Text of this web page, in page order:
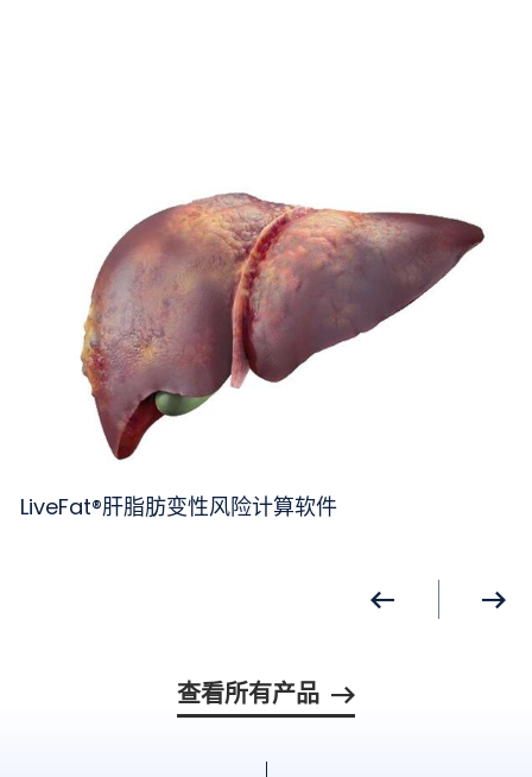
LiveFat®肝脂肪变性风险计算软件
查看所有产品